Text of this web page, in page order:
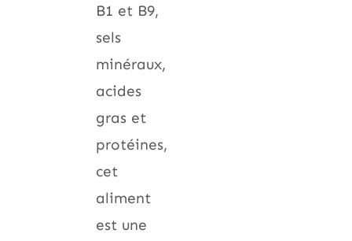
B1 et B9,
sels
minéraux,
acides
gras et
protéines,
cet
aliment
est une